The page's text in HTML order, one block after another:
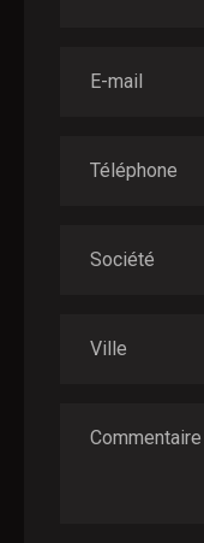
E-mail
Téléphone
Société
Ville
Commentaire